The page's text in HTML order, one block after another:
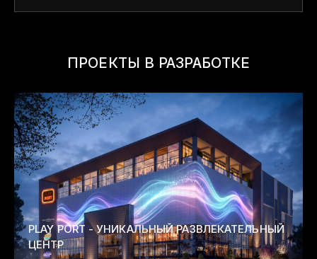
ПРОЕКТЫ В РАЗРАБОТКЕ
PLAY PORT - УНИКАЛЬНЫЙ РАЗВЛЕКАТЕЛЬНЫЙ
ЦЕНТР